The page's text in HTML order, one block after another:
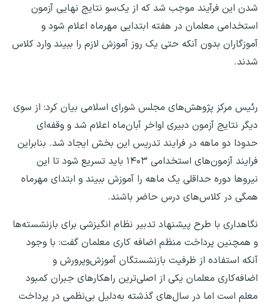
شدن این فرآیند موجب شد که از یک‌سو نتایج نهایی آزمون
استخدامی معلمان در هفته ابتدایی مهرماه اعلام شود و
آموزگاران بدون آنکه حتی یک روز آموزش لازم را ببیند وارد کلاس
شدند.
رئیس مرکز پژوهش‌های مجلس شورای اسلامی بیان کرد: از سوی
دیگر نتایج آزمون دبیری اواخر آبان‌ماه اعلام شد و وقفه‌ای
حدودا دو ماهه در فرایند تدریس این بخش ایجاد شد. بنابراین
فرایند آزمون‌های استخدامی ۱۴۰۳ باید تسریع شود تا این
نیروها دوره حداقلی یک‌ ماهه را آموزش ببیند و ابتدای مهرماه
همگی در کلاس‌های درس حاضر باشند.
نگاهداری با طرح پیشنهاد تدبیر نظام انگیزشی برای بازنشسته‌ها
و همچنین پرداخت منظم اضافه کاری معلمان گفت: با وجود
آنکه استفاده از ظرفیت بازنشستگان آموزش‌وپرورش و
اضافه‌کاری معلمان یکی از اصلی‌ترین راهکارهای جبران کمبود
معلم است اما در سال‌های گذشته به‌دلیل بی‌نظمی در پرداخت